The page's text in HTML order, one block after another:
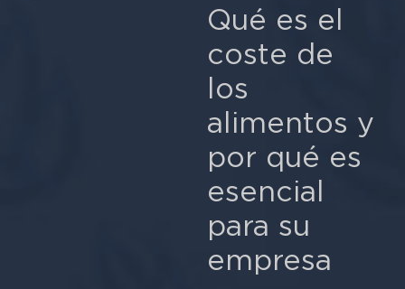
Qué es el
coste de
los
alimentos y
por qué es
esencial
para su
empresa